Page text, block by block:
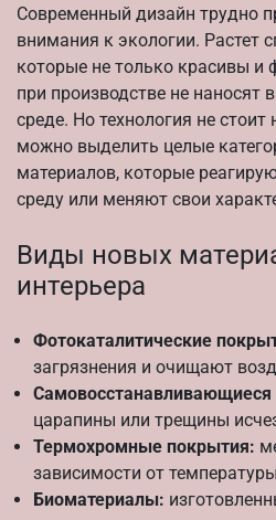
Современный дизайн трудно
внимания к экологии. Растет
которые не только красивы и
при производстве не
среде. Но технология не стоит
можно выделить целые
материалов, которые
среду или меняют свои
Виды новых
интерьера
Фотокаталитические
загрязнения и очищают
царапины или трещины
Термохромные покрытия:
зависимости от
Биоматериалы: